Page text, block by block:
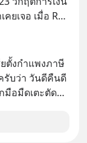
ยเจอ เมื่อ Ray
ะเบิดเวลา
ดหนี้สิน
แส AI" ที่ผู้คน
ะเบียบโลก
ละเราควร
นไป? ร่วม
ยตั้งกำแพงภาษี
รับว่า วันดีคืนดี
อมืดเตะตัดขา